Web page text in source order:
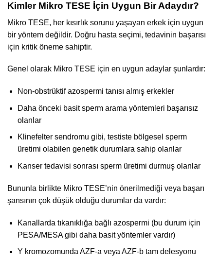
Kimler Mikro TESE İçin Uygun Bir Adaydır?
Mikro TESE, her kısırlık sorunu yaşayan erkek için uygun
bir yöntem değildir. Doğru hasta seçimi, tedavinin başarısı
için kritik öneme sahiptir.
Genel olarak Mikro TESE için en uygun adaylar şunlardır:
Non-obstrüktif azospermi tanısı almış erkekler
Daha önceki basit sperm arama yöntemleri başarısız
olanlar
Klinefelter sendromu gibi, testiste bölgesel sperm
üretimi olabilen genetik durumlara sahip olanlar
Kanser tedavisi sonrası sperm üretimi durmuş olanlar
Bununla birlikte Mikro TESE’nin önerilmediği veya başarı
şansının çok düşük olduğu durumlar da vardır:
Kanallarda tıkanıklığa bağlı azospermi (bu durum için
PESA/MESA gibi daha basit yöntemler vardır)
Y kromozomunda AZF-a veya AZF-b tam delesyonu